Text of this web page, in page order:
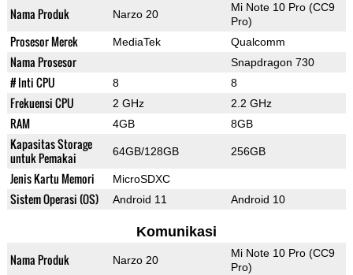
Nama Produk Narzo 20
Mi Note 10 Pro (CC9
Pro)
Prosesor Merek MediaTek Qualcomm
Nama Prosesor Snapdragon 730
# Inti CPU 8 8
Frekuensi CPU 2 GHz 2.2 GHz
RAM 4GB 8GB
Kapasitas Storage
untuk Pemakai
64GB/128GB 256GB
Jenis Kartu Memori MicroSDXC
Sistem Operasi (OS) Android 11 Android 10
Komunikasi
Nama Produk Narzo 20
Mi Note 10 Pro (CC9
Pro)